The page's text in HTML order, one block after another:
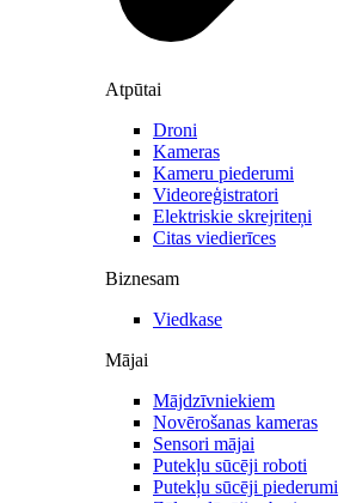
Atpūtai
Droni
Kameras
Kameru piederumi
Videoreģistratori
Elektriskie skrejriteņi
Citas viedierīces
Biznesam
Viedkase
Mājai
Mājdzīvniekiem
Novērošanas kameras
Sensori mājai
Putekļu sūcēji roboti
Putekļu sūcēji piederumi